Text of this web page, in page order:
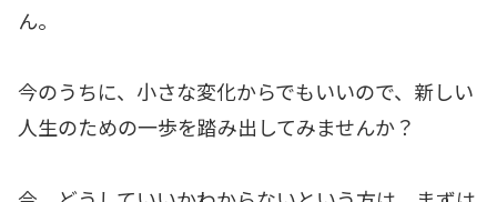
ん。
今のうちに、小さな変化からでもいいので、新しい
人生のための一歩を踏み出してみませんか？